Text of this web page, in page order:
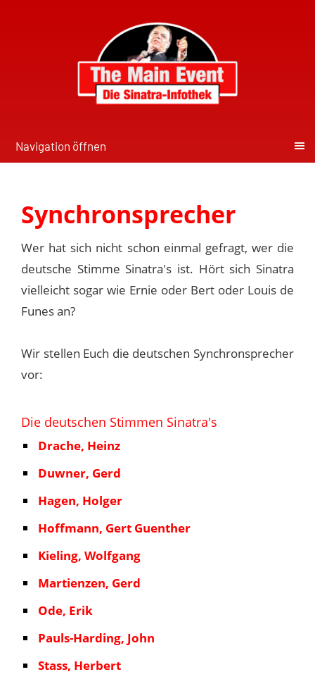
Navigation öffnen
Synchronsprecher
Wer hat sich nicht schon einmal gefragt, wer die
deutsche Stimme Sinatra's ist. Hört sich Sinatra
vielleicht sogar wie Ernie oder Bert oder Louis de
Funes an?
Wir stellen Euch die deutschen Synchronsprecher
vor:
Die deutschen Stimmen Sinatra's
Drache, Heinz
Duwner, Gerd
Hagen, Holger
Hoffmann, Gert Guenther
Kieling, Wolfgang
Martienzen, Gerd
Ode, Erik
Pauls-Harding, John
Stass, Herbert